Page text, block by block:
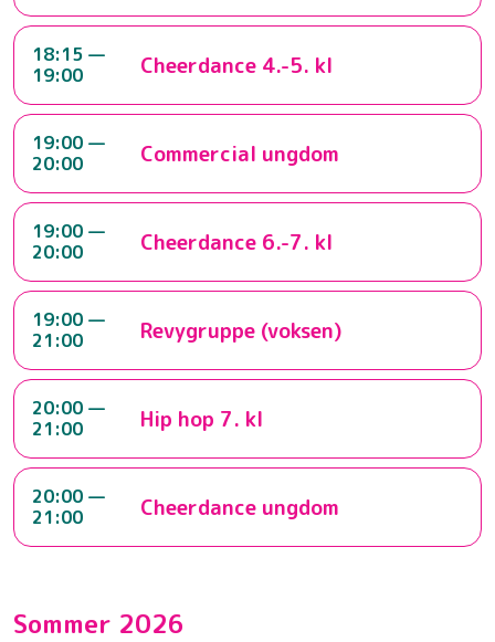
18:15 —
19:00
Cheerdance 4.-5. kl
19:00 —
20:00
Commercial ungdom
19:00 —
20:00
Cheerdance 6.-7. kl
19:00 —
21:00
Revygruppe (voksen)
20:00 —
21:00
Hip hop 7. kl
20:00 —
21:00
Cheerdance ungdom
Sommer 2026